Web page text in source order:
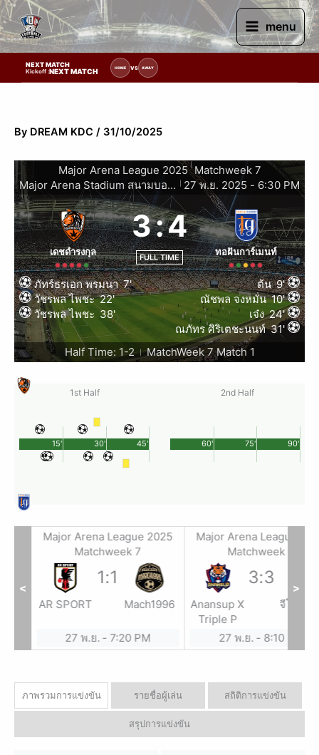
Skip
to
content
menu
NEXT MATCH
Kickoff :NEXT MATCH HOME VS AWAY
ยการแข่งขัน | รอระบุวันแข่งขัน | รอข้อมูลทีมแข่งขัน
By DREAM KDC / 31/10/2025
Major Arena League 2025 Matchweek 7
Major Arena Stadium สนามบอลหญ้าเทียมในร่มขอนแก่น
27 พ.ย. 2025 - 6:30 PM
เดชดำรงกุล
3:4
FULL TIME
ทอฝันการ์เมนท์
ภัทร์ธรเอก พรมนา 7'
วัชรพล ไพชะ 22'
วัชรพล ไพชะ 38'
ต้น 9'
ณัชพล จงหมั่น 10'
เจ๋ง 24'
ณภัทร ศิริเตชะนนท์ 31'
Half Time: 1-2
| MatchWeek 7 Match 1
1st Half
45'
15' 30'
2nd Half
90'
60' 75'
Major Arena League 2025
Matchweek 7
AR SPORT
1:1
Mach1996
27 พ.ย. - 7:20 PM
Major Arena League
Matchweek 7
Anansup X
Triple P
3:3
จีโน่กา
27 พ.ย. - 8:10 PM
< >
ภาพรวมการแข่งขัน รายชื่อผู้เล่น สถิติการแข่งขัน
สรุปการแข่งขัน